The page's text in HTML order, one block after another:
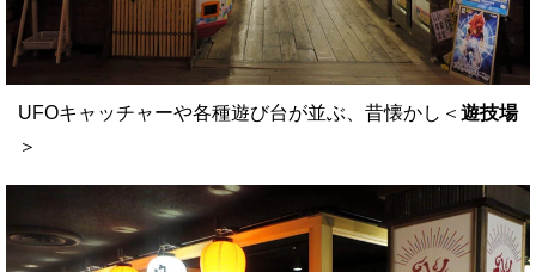
UFOキャッチャーや各種遊び台が並ぶ、昔懐かし＜ 遊技場
＞